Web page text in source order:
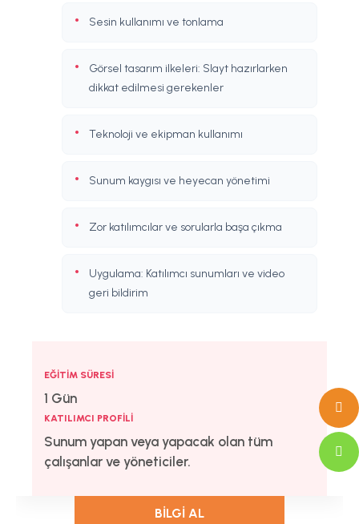
Sesin kullanımı ve tonlama
Görsel tasarım ilkeleri: Slayt hazırlarken
dikkat edilmesi gerekenler
Teknoloji ve ekipman kullanımı
Sunum kaygısı ve heyecan yönetimi
Zor katılımcılar ve sorularla başa çıkma
Uygulama: Katılımcı sunumları ve video
geri bildirim
EĞITIM SÜRESI
1 Gün
KATILIMCI PROFILI
Sunum yapan veya yapacak olan tüm
çalışanlar ve yöneticiler.
BILGI AL